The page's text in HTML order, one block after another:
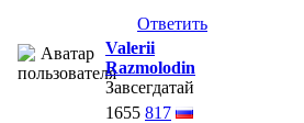
Ответить
Valerii
Razmolodin
Завсегдатай
1655 817